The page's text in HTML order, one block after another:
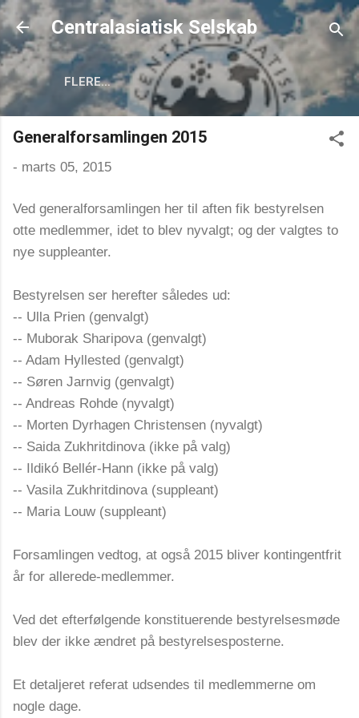
Gå videre til hovedindholdet
Centralasiatisk Selskab
FLERE…
Generalforsamlingen 2015
- marts 05, 2015
Ved generalforsamlingen her til aften fik bestyrelsen
otte medlemmer, idet to blev nyvalgt; og der valgtes to
nye suppleanter.
Bestyrelsen ser herefter således ud:
-- Ulla Prien (genvalgt)
-- Muborak Sharipova (genvalgt)
-- Adam Hyllested (genvalgt)
-- Søren Jarnvig (genvalgt)
-- Andreas Rohde (nyvalgt)
-- Morten Dyrhagen Christensen (nyvalgt)
-- Saida Zukhritdinova (ikke på valg)
-- Ildikó Bellér-Hann (ikke på valg)
-- Vasila Zukhritdinova (suppleant)
-- Maria Louw (suppleant)
Forsamlingen vedtog, at også 2015 bliver kontingentfrit
år for allerede-medlemmer.
Ved det efterfølgende konstituerende bestyrelsesmøde
blev der ikke ændret på bestyrelsesposterne.
Et detaljeret referat udsendes til medlemmerne om
nogle dage.